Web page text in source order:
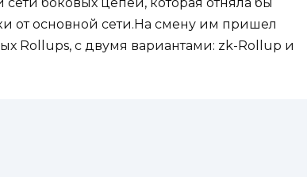
от основной сети.На смену им пришел
Rollups, с двумя вариантами: zk-Rollup и